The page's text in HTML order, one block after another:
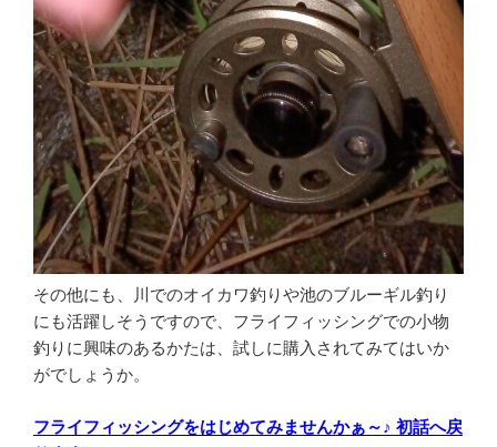
その他にも、川でのオイカワ釣りや池のブルーギル釣り
にも活躍しそうですので、フライフィッシングでの小物
釣りに興味のあるかたは、試しに購入されてみてはいか
がでしょうか。
フライフィッシングをはじめてみませんかぁ～♪ 初話へ戻